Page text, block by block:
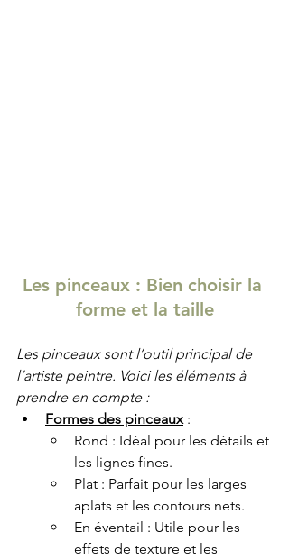
Les pinceaux : Bien choisir la
forme et la taille
Les pinceaux sont l’outil principal de
l’artiste peintre. Voici les éléments à
prendre en compte :
Formes des pinceaux :
Rond : Idéal pour les détails et
les lignes fines.
Plat : Parfait pour les larges
aplats et les contours nets.
En éventail : Utile pour les
effets de texture et les